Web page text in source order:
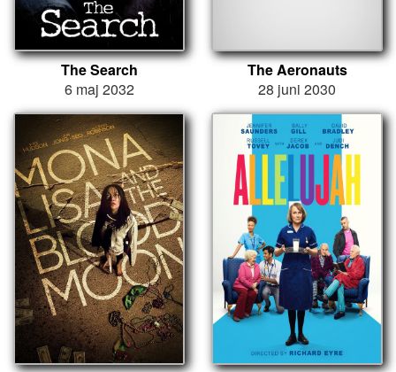
The Search
6 maj 2032
The Aeronauts
28 juni 2030